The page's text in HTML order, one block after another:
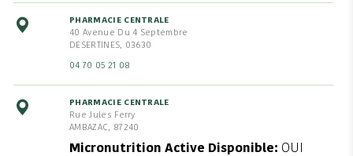
PHARMACIE CENTRALE
40 Avenue Du 4 Septembre
DESERTINES, 03630
04 70 05 21 08
PHARMACIE CENTRALE
Rue Jules Ferry
AMBAZAC, 87240
Micronutrition Active Disponible OUI